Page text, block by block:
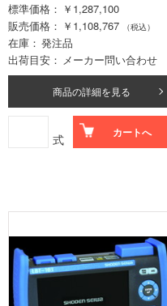
標準価格
￥1,287,100
販売価格
￥1,108,767 （税込）
在庫
発注品
出荷目安
メーカー問い合わせ
商品の詳細を見る
式 カートへ